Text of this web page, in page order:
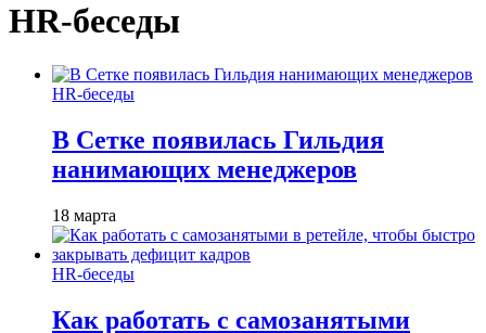
HR-беседы
HR-беседы
В Сетке появилась Гильдия
нанимающих менеджеров
18 марта
HR-беседы
Как работать с самозанятыми